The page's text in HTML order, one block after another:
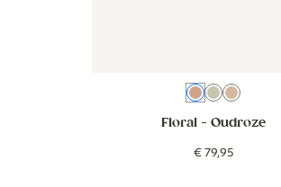
Oudroze
GroenBruin
Floral - Oudroze
€79,95